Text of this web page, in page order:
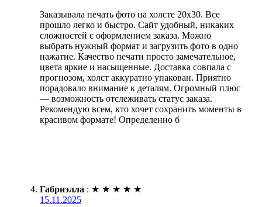
Заказывала печать фото на холсте 20х30. Все
прошло легко и быстро. Сайт удобный, никаких
сложностей с оформлением заказа. Можно
выбрать нужный формат и загрузить фото в одно
нажатие. Качество печати просто замечательное,
цвета яркие и насыщенные. Доставка совпала с
прогнозом, холст аккуратно упакован. Приятно
порадовало внимание к деталям. Огромный плюс
— возможность отслеживать статус заказа.
Рекомендую всем, кто хочет сохранить моменты в
красивом формате! Определенно б
Габриэлла : ★ ★ ★ ★ ★
15.11.2025